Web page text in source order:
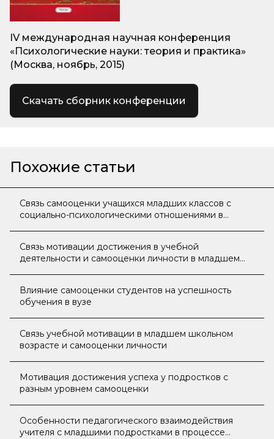
IV международная научная конференция
«Психологические науки: теория и практика»
(Москва, ноябрь, 2015)
Скачать сборник конференции
Похожие статьи
Связь самооценки учащихся младших классов c
социально-психологическими отношениями в
Связь мотивации достижения в учебной
деятельности и самооценки личности в младшем
Влияние самооценки студентов на успешность
обучения в вузе
Связь учебной мотивации в младшем школьном
возрасте и самооценки личности
Мотивация достижения успеха у подростков с
разным уровнем самооценки
Особенности педагогического взаимодействия
учителя с младшими подростками в процессе